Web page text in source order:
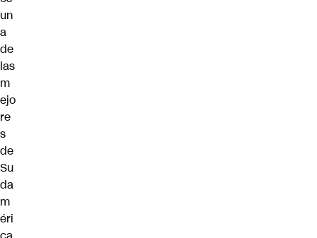
un
a
de
las
m
ejo
re
s
de
Su
da
m
éri